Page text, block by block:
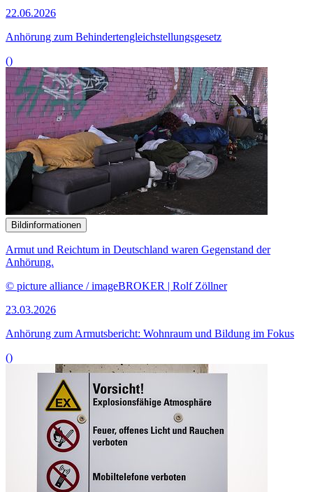
22.06.2026
Anhörung zum Behindertengleichstellungsgesetz
()
Bildinformationen
Armut und Reichtum in Deutschland waren Gegenstand der
Anhörung.
© picture alliance / imageBROKER | Rolf Zöllner
23.03.2026
Anhörung zum Armutsbericht: Wohnraum und Bildung im Fokus
()